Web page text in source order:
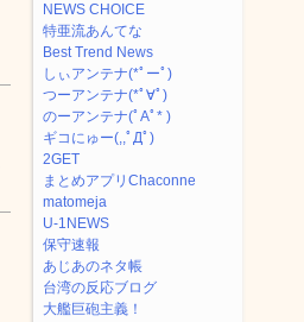
NEWS CHOICE
特亜流あんてな
Best Trend News
しぃアンテナ(*ﾟーﾟ)
つーアンテナ(*ﾟ∀ﾟ)
のーアンテナ(ﾟAﾟ* )
ギコにゅー(,,ﾟДﾟ)
2GET
まとめアプリChaconne
matomeja
U-1NEWS
保守速報
あじあのネタ帳
台湾の反応ブログ
大艦巨砲主義！